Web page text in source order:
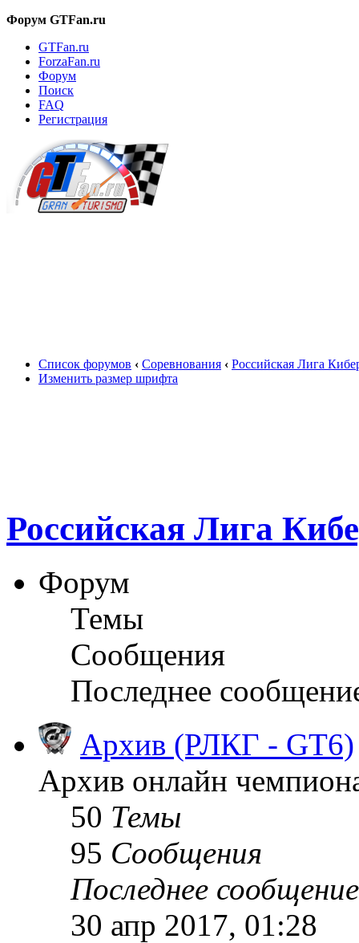
Форум GTFan.ru
GTFan.ru
ForzaFan.ru
Форум
Поиск
FAQ
Регистрация
Список форумов ‹ Соревнования ‹ Российская Лига
Изменить размер шрифта
Российская Лига
Форум
Темы
Сообщения
Последнее
Архив (РЛКГ - GT6)
Архив онлайн
50 Темы
95 Сообщения
Последнее сообщение
30 апр 2017, 01:28